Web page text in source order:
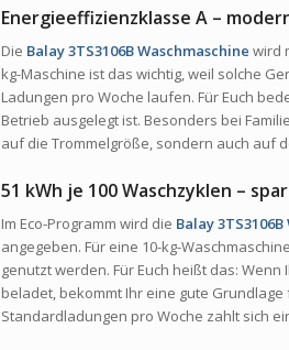
Energieeffizienzklasse A –
Die Balay 3TS3106B Waschmaschine wird
kg-Maschine ist das wichtig, weil solche
Ladungen pro Woche laufen. Für Euch
Betrieb ausgelegt ist. Besonders bei
auf die Trommelgröße, sondern auch auf
51 kWh je 100 Waschzyklen –
Im Eco-Programm wird die Balay
angegeben. Für eine 10-kg-
genutzt werden. Für Euch heißt das:
beladet, bekommt Ihr eine gute
Standardladungen pro Woche zahlt sich